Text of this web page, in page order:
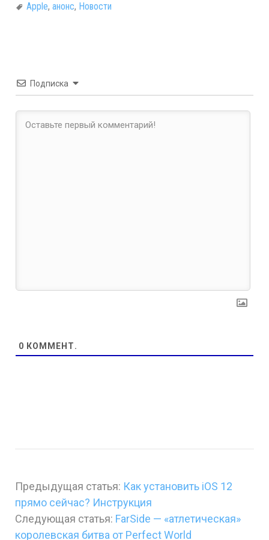
Apple, анонс, Новости
Подписка
0 КОММЕНТ.
Предыдущая статья: Как установить iOS 12
прямо сейчас? Инструкция
Следующая статья: FarSide — «атлетическая»
королевская битва от Perfect World